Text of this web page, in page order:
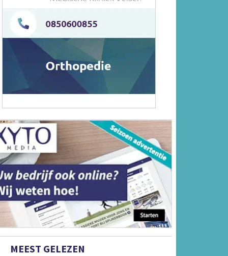
MEEST GELEZEN